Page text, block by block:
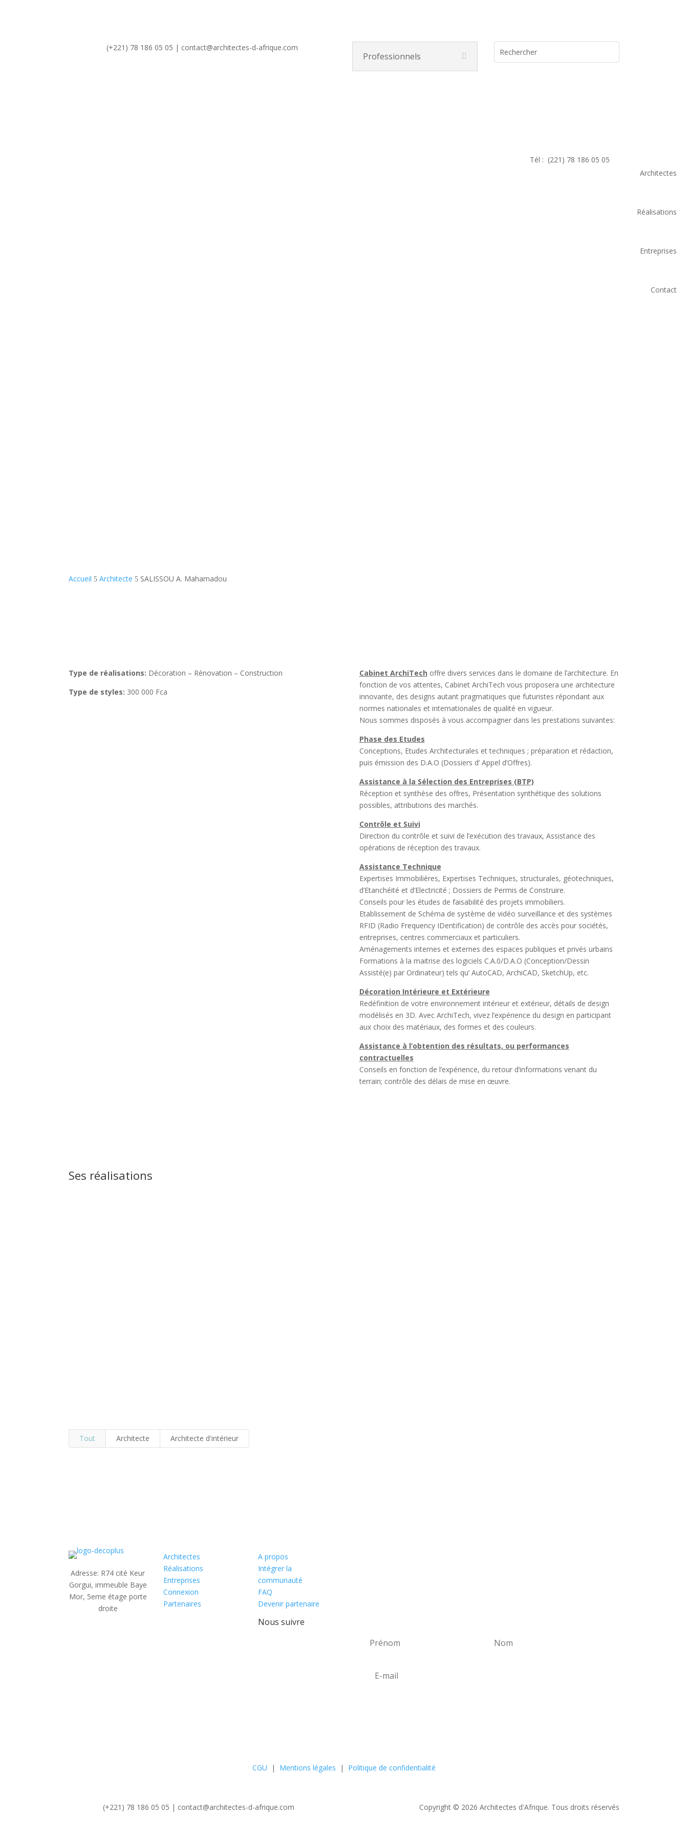
(+221) 78 186 05 05 | contact@architectes-d-afrique.com
Professionnels
Architectes
Réalisations
Entreprises
Contact
Tél : (221) 78 186 05 05
Accueil 5 Architecte 5 SALISSOU A. Mahamadou
Type de réalisations: Décoration – Rénovation – Construction
Type de styles: 300 000 Fca
Cabinet ArchiTech offre divers services dans le domaine de l’architecture. En
fonction de vos attentes, Cabinet ArchiTech vous proposera une architecture
innovante, des designs autant pragmatiques que futuristes répondant aux
normes nationales et internationales de qualité en vigueur.
Nous sommes disposés à vous accompagner dans les prestations suivantes:
Phase des Etudes
Conceptions, Etudes Architecturales et techniques ; préparation et rédaction,
puis émission des D.A.O (Dossiers d’ Appel d’Offres).
Assistance à la Sélection des Entreprises (BTP)
Réception et synthèse des offres, Présentation synthétique des solutions
possibles, attributions des marchés.
Contrôle et Suivi
Direction du contrôle et suivi de l’exécution des travaux, Assistance des
opérations de réception des travaux.
Assistance Technique
Expertises Immobilières, Expertises Techniques, structurales, géotechniques,
d’Etanchéité et d’Electricité ; Dossiers de Permis de Construire.
Conseils pour les études de faisabilité des projets immobiliers.
Etablissement de Schéma de système de vidéo surveillance et des systèmes
RFID (Radio Frequency IDentification) de contrôle des accès pour sociétés,
entreprises, centres commerciaux et particuliers.
Aménagements internes et externes des espaces publiques et privés urbains
Formations à la maitrise des logiciels C.A.0/D.A.O (Conception/Dessin
Assisté(e) par Ordinateur) tels qu’ AutoCAD, ArchiCAD, SketchUp, etc.
Décoration Intérieure et Extérieure
Redéfinition de votre environnement intérieur et extérieur, détails de design
modélisés en 3D. Avec ArchiTech, vivez l’expérience du design en participant
aux choix des matériaux, des formes et des couleurs.
Assistance à l’obtention des résultats, ou performances
contractuelles
Conseils en fonction de l’expérience, du retour d’informations venant du
terrain; contrôle des délais de mise en œuvre.
Ses réalisations
Tout Architecte Architecte d'intérieur
Adresse: R74 cité Keur
Gorgui, immeuble Baye
Mor, 5eme étage porte
droite
Architectes
Réalisations
Entreprises
Connexion
Partenaires
A propos
Intégrer la
communauté
FAQ
Devenir partenaire
Nous suivre
CGU | Mentions légales | Politique de confidentialité
(+221) 78 186 05 05 | contact@architectes-d-afrique.com Copyright © 2026 Architectes d'Afrique. Tous droits réservés